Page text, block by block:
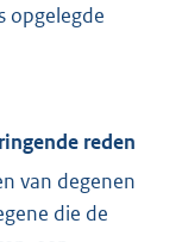
opgelegde
reden
van degenen
die de